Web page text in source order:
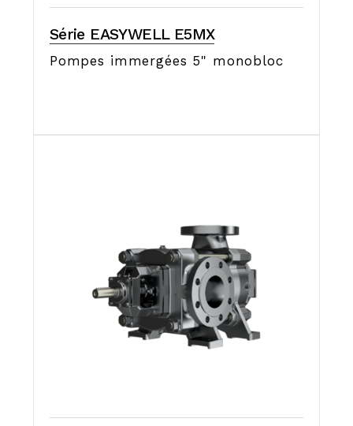
Série EASYWELL E5MX
Pompes immergées 5" monobloc